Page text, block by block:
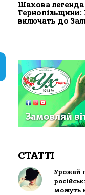
Шахова легенда
Тернопільщини:
включать до
СТАТТІ
Урожай
можуть